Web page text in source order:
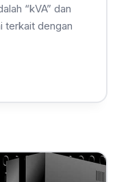
“kVA” dan
terkait dengan